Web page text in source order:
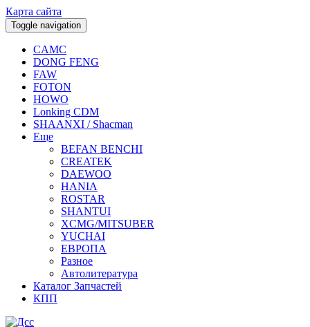
Карта сайта
Toggle navigation
CAMC
DONG FENG
FAW
FOTON
HOWO
Lonking CDM
SHAANXI / Shacman
Еще
BEFAN BENCHI
CREATEK
DAEWOO
HANIA
ROSTAR
SHANTUI
XCMG/MITSUBER
YUCHAI
ЕВРОПА
Разное
Aвтолитература
Каталог Запчастей
КПП